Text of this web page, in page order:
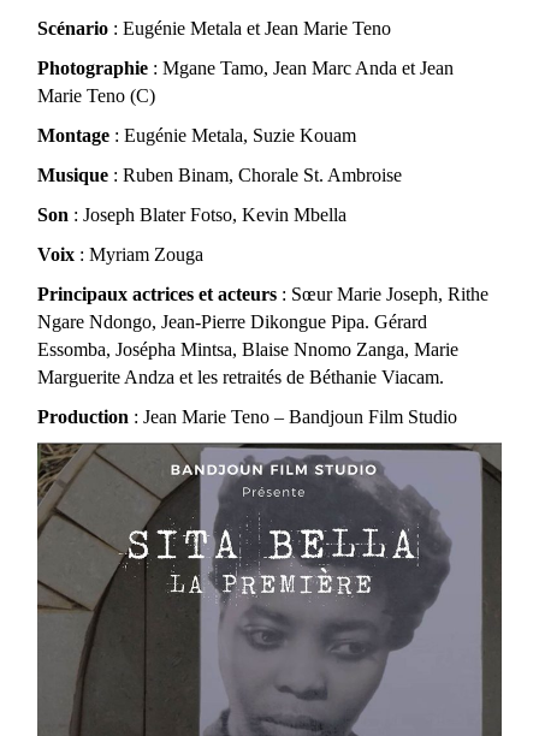
Scénario : Eugénie Metala et Jean Marie Teno
Photographie : Mgane Tamo, Jean Marc Anda et Jean
Marie Teno (C)
Montage : Eugénie Metala, Suzie Kouam
Musique : Ruben Binam, Chorale St. Ambroise
Son : Joseph Blater Fotso, Kevin Mbella
Voix : Myriam Zouga
Principaux actrices et acteurs : Sœur Marie Joseph, Rithe
Ngare Ndongo, Jean-Pierre Dikongue Pipa. Gérard
Essomba, Josépha Mintsa, Blaise Nnomo Zanga, Marie
Marguerite Andza et les retraités de Béthanie Viacam.
Production : Jean Marie Teno – Bandjoun Film Studio